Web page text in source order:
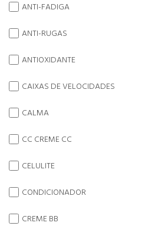
ANTI-FADIGA
ANTI-RUGAS
ANTIOXIDANTE
CAIXAS DE VELOCIDADES
CALMA
CC CREME CC
CELULITE
CONDICIONADOR
CREME BB